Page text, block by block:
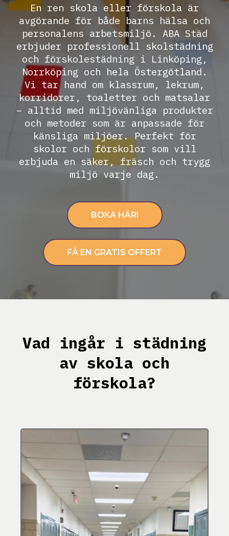
En ren skola eller förskola är
avgörande för både barns hälsa och
personalens arbetsmiljö. ABA Städ
erbjuder professionell skolstädning
och förskolestädning i Linköping,
Norrköping och hela Östergötland.
Vi tar hand om klassrum, lekrum,
korridorer, toaletter och matsalar
– alltid med miljövänliga produkter
och metoder som är anpassade för
känsliga miljöer. Perfekt för
skolor och förskolor som vill
erbjuda en säker, fräsch och trygg
miljö varje dag.
BOKA HÄR!
FÅ EN GRATIS OFFERT
Vad ingår i städning
av skola och
förskola?